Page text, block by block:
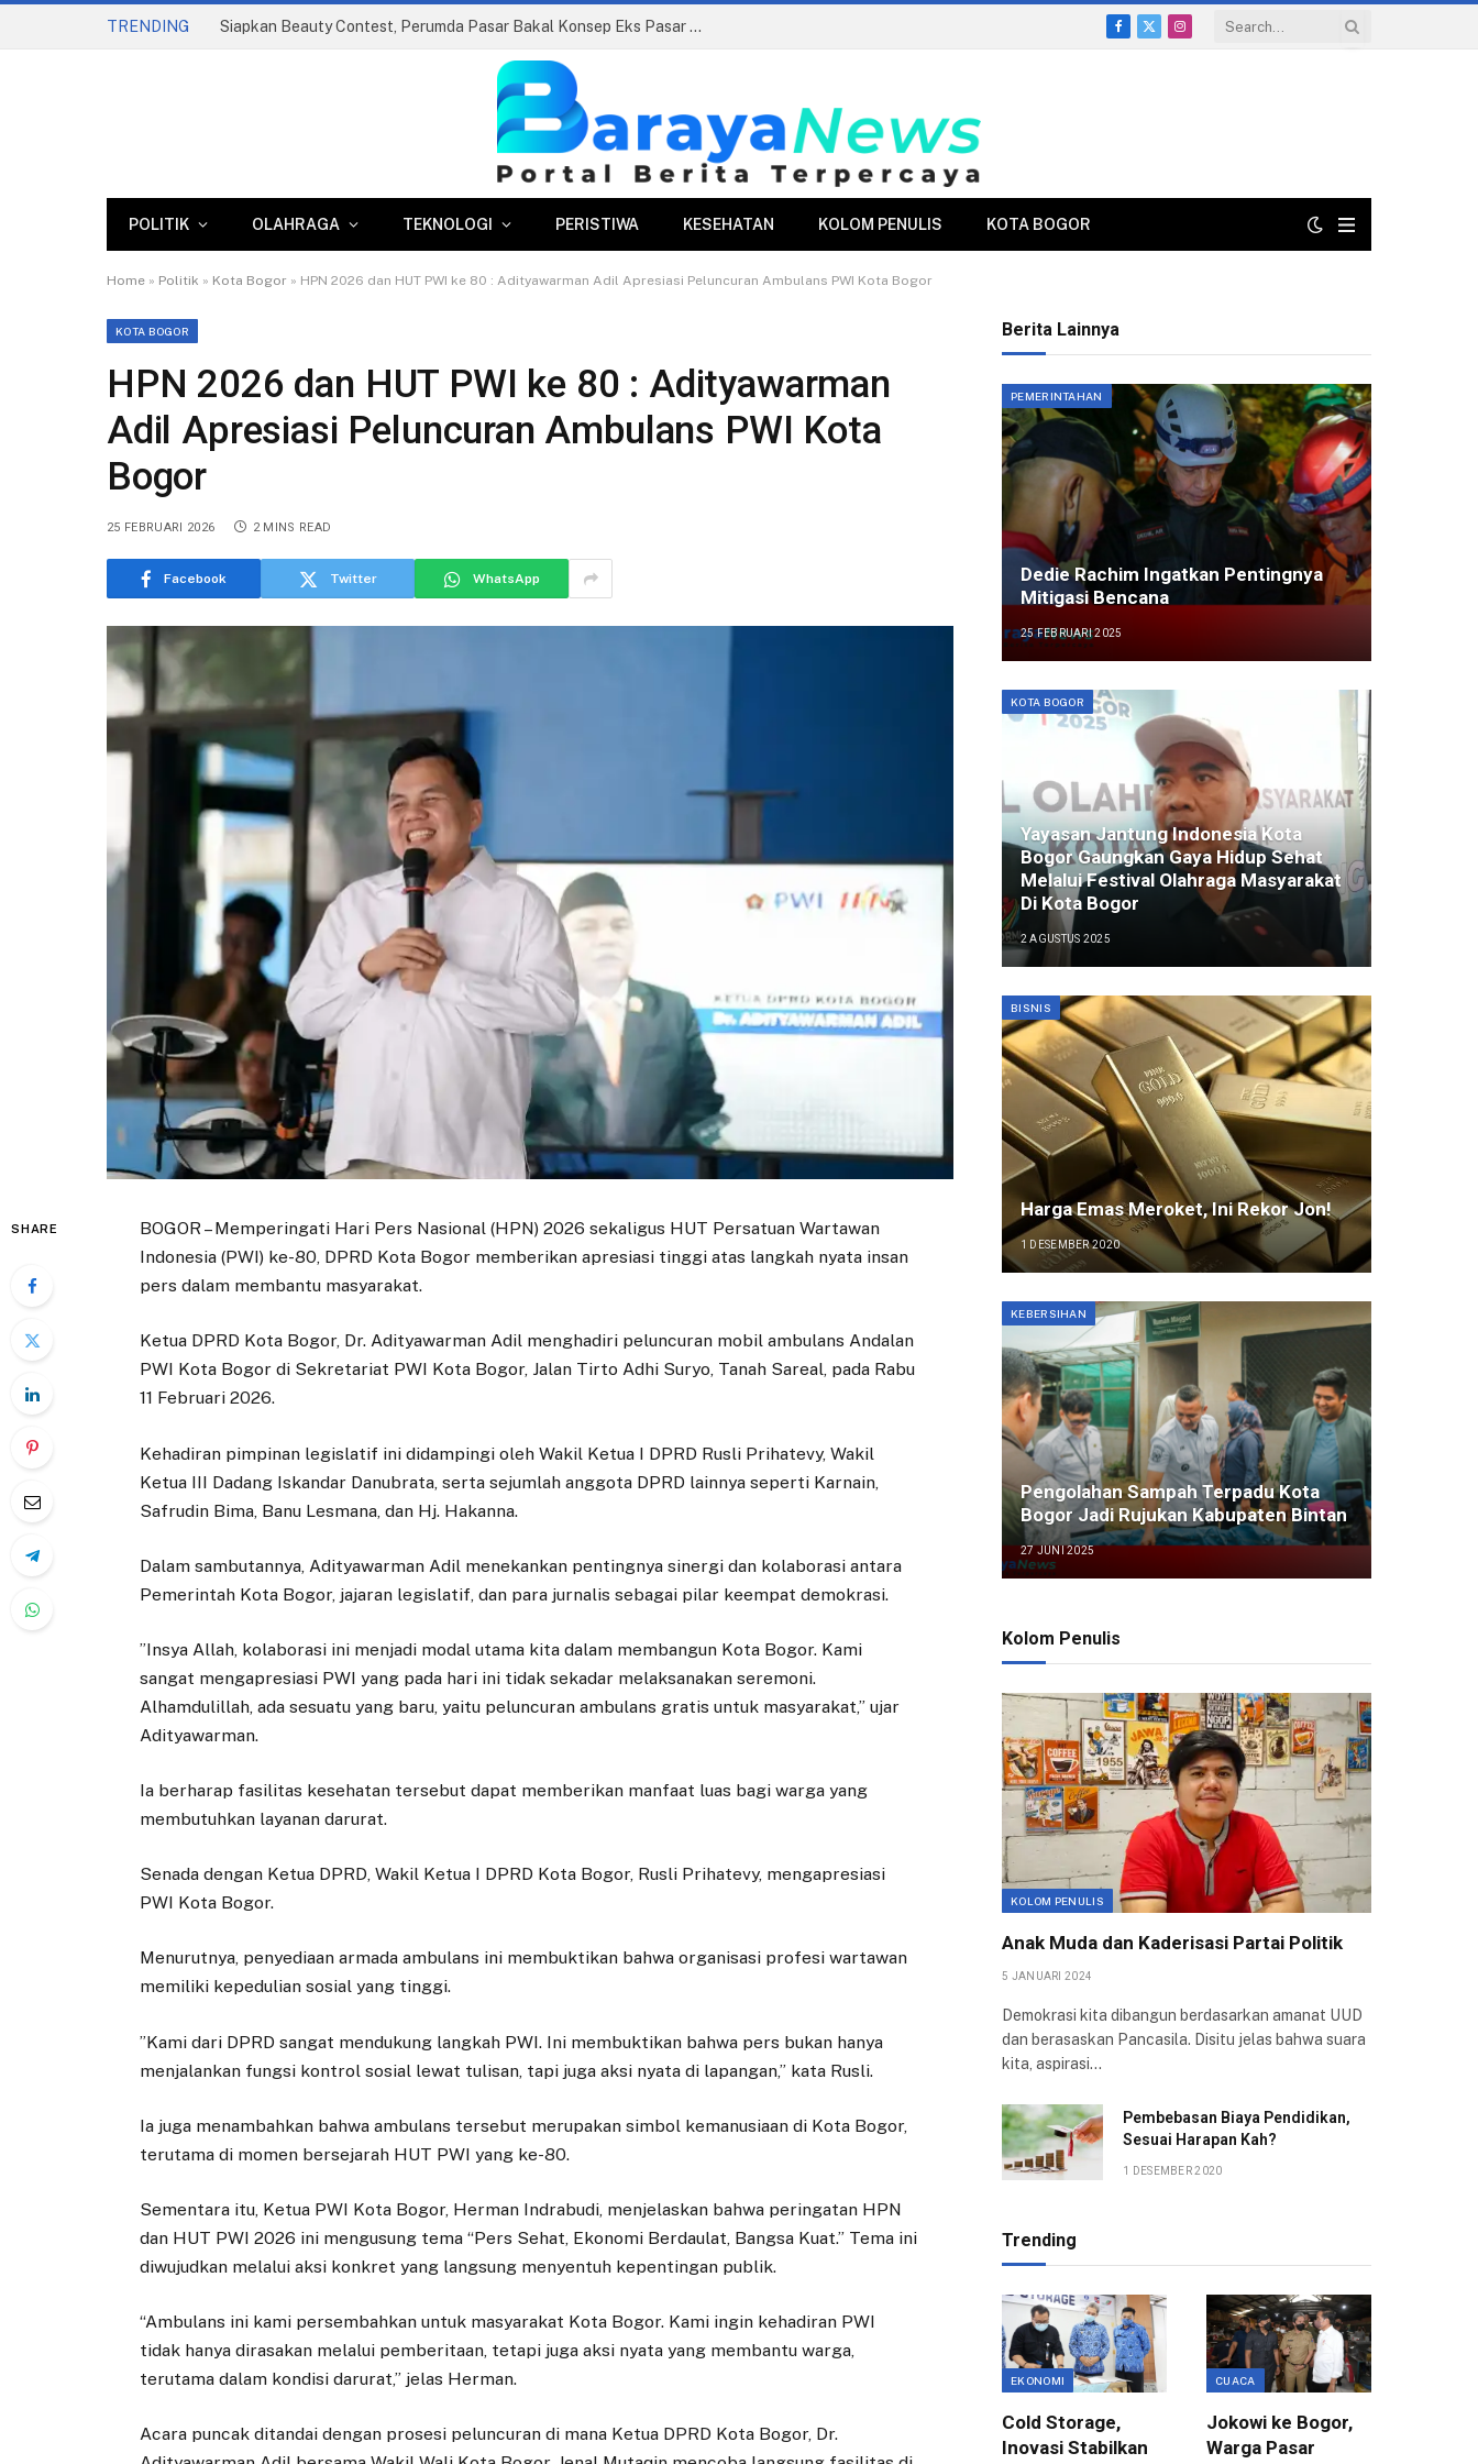
TRENDING Siapkan Beauty Contest, Perumda Pasar Bakal Konsep Eks Pasar Bogor Jadi Kawasan Terpadu
Facebook
X
Instagram
POLITIK OLAHRAGA TEKNOLOGI PERISTIWA KESEHATAN KOLOM PENULIS KOTA BOGOR
Home » Politik » Kota Bogor » HPN 2026 dan HUT PWI ke 80 : Adityawarman Adil Apresiasi Peluncuran Ambulans PWI Kota Bogor
KOTA BOGOR
HPN 2026 dan HUT PWI ke 80 : Adityawarman
Adil Apresiasi Peluncuran Ambulans PWI Kota
Bogor
25 FEBRUARI 2026 2 MINS READ
Facebook Twitter WhatsApp
SHARE
BOGOR – Memperingati Hari Pers Nasional (HPN) 2026 sekaligus HUT Persatuan Wartawan
Indonesia (PWI) ke-80, DPRD Kota Bogor memberikan apresiasi tinggi atas langkah nyata insan
pers dalam membantu masyarakat.
​Ketua DPRD Kota Bogor, Dr. Adityawarman Adil menghadiri peluncuran mobil ambulans Andalan
PWI Kota Bogor di Sekretariat PWI Kota Bogor, Jalan Tirto Adhi Suryo, Tanah Sareal, pada Rabu
11 Februari 2026.
​Kehadiran pimpinan legislatif ini didampingi oleh Wakil Ketua I DPRD Rusli Prihatevy, Wakil
Ketua III Dadang Iskandar Danubrata, serta sejumlah anggota DPRD lainnya seperti Karnain,
Safrudin Bima, Banu Lesmana, dan Hj. Hakanna.
​Dalam sambutannya, Adityawarman Adil menekankan pentingnya sinergi dan kolaborasi antara
Pemerintah Kota Bogor, jajaran legislatif, dan para jurnalis sebagai pilar keempat demokrasi.
​”Insya Allah, kolaborasi ini menjadi modal utama kita dalam membangun Kota Bogor. Kami
sangat mengapresiasi PWI yang pada hari ini tidak sekadar melaksanakan seremoni.
Alhamdulillah, ada sesuatu yang baru, yaitu peluncuran ambulans gratis untuk masyarakat,” ujar
Adityawarman.
​Ia berharap fasilitas kesehatan tersebut dapat memberikan manfaat luas bagi warga yang
membutuhkan layanan darurat.
​Senada dengan Ketua DPRD, Wakil Ketua I DPRD Kota Bogor, Rusli Prihatevy, mengapresiasi
PWI Kota Bogor.
Menurutnya, penyediaan armada ambulans ini membuktikan bahwa organisasi profesi wartawan
memiliki kepedulian sosial yang tinggi.
​”Kami dari DPRD sangat mendukung langkah PWI. Ini membuktikan bahwa pers bukan hanya
menjalankan fungsi kontrol sosial lewat tulisan, tapi juga aksi nyata di lapangan,” kata Rusli.
​Ia juga menambahkan bahwa ambulans tersebut merupakan simbol kemanusiaan di Kota Bogor,
terutama di momen bersejarah HUT PWI yang ke-80.
​Sementara itu, Ketua PWI Kota Bogor, Herman Indrabudi, menjelaskan bahwa peringatan HPN
dan HUT PWI 2026 ini mengusung tema “Pers Sehat, Ekonomi Berdaulat, Bangsa Kuat.” Tema ini
diwujudkan melalui aksi konkret yang langsung menyentuh kepentingan publik.
​“Ambulans ini kami persembahkan untuk masyarakat Kota Bogor. Kami ingin kehadiran PWI
tidak hanya dirasakan melalui pemberitaan, tetapi juga aksi nyata yang membantu warga,
terutama dalam kondisi darurat,” jelas Herman.
​Acara puncak ditandai dengan prosesi peluncuran di mana Ketua DPRD Kota Bogor, Dr.
Berita Lainnya
PEMERINTAHAN
Dedie Rachim Ingatkan Pentingnya
Mitigasi Bencana
25 FEBRUARI 2025
KOTA BOGOR
Yayasan Jantung Indonesia Kota
Bogor Gaungkan Gaya Hidup Sehat
Melalui Festival Olahraga Masyarakat
Di Kota Bogor
2 AGUSTUS 2025
BISNIS
Harga Emas Meroket, Ini Rekor Jon!
1 DESEMBER 2020
KEBERSIHAN
Pengolahan Sampah Terpadu Kota
Bogor Jadi Rujukan Kabupaten Bintan
27 JUNI 2025
Kolom Penulis
KOLOM PENULIS
Anak Muda dan Kaderisasi Partai Politik
5 JANUARI 2024
Demokrasi kita dibangun berdasarkan amanat UUD
dan berasaskan Pancasila. Disitu jelas bahwa suara
kita, aspirasi…
Pembebasan Biaya Pendidikan,
Sesuai Harapan Kah?
1 DESEMBER 2020
Trending
Dedie Rachim
Trem di Kota
Bogor Diuji Coba
EKONOMI
Cold Storage,
Inovasi Stabilkan
CUACA
Jokowi ke Bogor,
Warga Pasar